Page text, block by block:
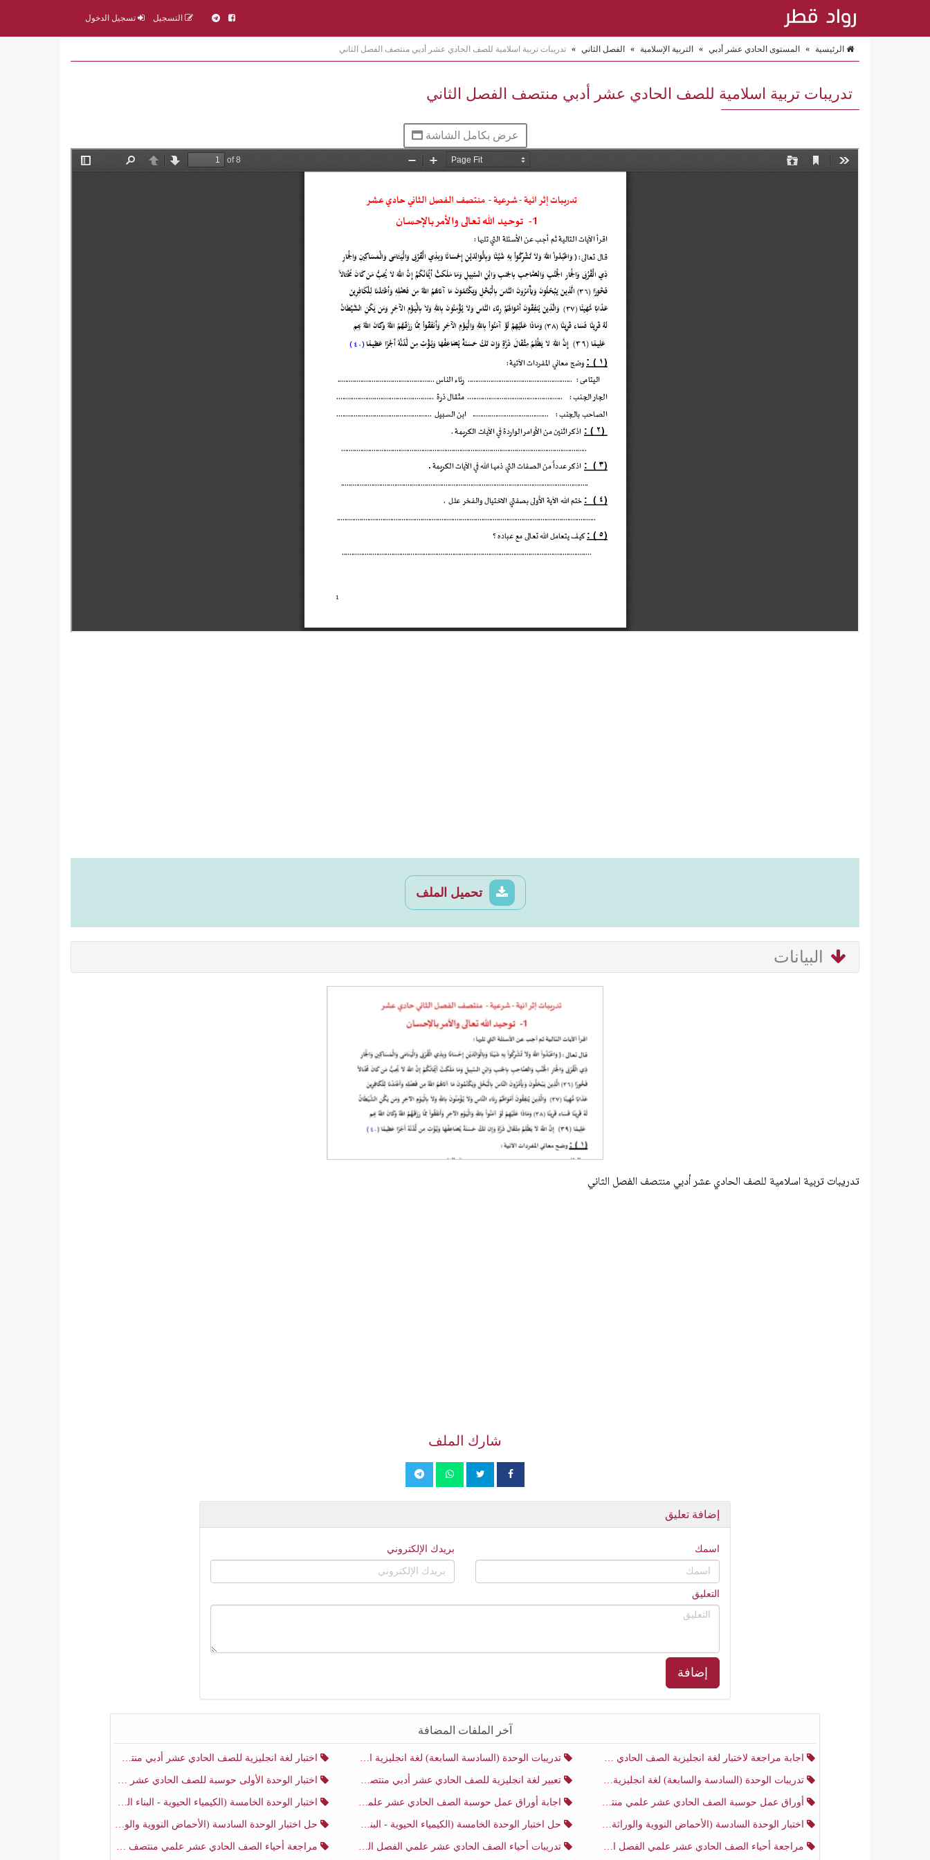
التسجيل تسجيل الدخول
الرئيسية » المستوى الحادي عشر أدبي » التربية الإسلامية » الفصل الثاني » تدريبات تربية اسلامية للصف الحادي عشر أدبي منتصف الفصل الثاني
تدريبات تربية اسلامية للصف الحادي عشر أدبي منتصف الفصل الثاني
عرض بكامل الشاشة
تحميل الملف
البيانات
تدريبات تربية اسلامية للصف الحادي عشر أدبي منتصف الفصل الثاني
شارك الملف
إضافة تعليق
اسمك بريدك الإلكتروني
التعليق
إضافة
آخر الملفات المضافة
اجابة مراجعة لاختبار لغة انجليزية الصف الحادي عشر أدبي منتصف الفصل الثاني تدريبات الوحدة (السادسة السابعة) لغة انجليزية الصف الحادي عشر أدبي منتصف الفصل الثاني اختبار لغة انجليزية للصف الحادي عشر أدبي منتصف الفصل الثاني
تدريبات الوحدة (السادسة والسابعة) لغة انجليزية الصف الحادي عشر أدبي الفصل الثاني تعبير لغة انجليزية للصف الحادي عشر أدبي منتصف الفصل الثاني اختبار الوحدة الأولى حوسبة للصف الحادي عشر علمي منتصف الفصل الثاني
أوراق عمل حوسبة الصف الحادي عشر علمي منتصف الفصل الثاني اجابة أوراق عمل حوسبة الصف الحادي عشر علمي منتصف الفصل الثاني اختبار الوحدة الخامسة (الكيمياء الحيوية - البناء الضوئي) أحياء الصف الحادي عشر علمي الفصل الثاني
اختبار الوحدة السادسة (الأحماض النووية والوراثة) أحياء الصف الحادي عشر علمي منتصف الفصل الثاني حل اختبار الوحدة الخامسة (الكيمياء الحيوية - البناء الضوئي) أحياء الصف الحادي عشر علمي الفصل الثاني حل اختبار الوحدة السادسة (الأحماض النووية والوراثة) أحياء الصف الحادي عشر علمي منتصف الفصل الثاني
مراجعة أحياء الصف الحادي عشر علمي الفصل الثاني تدريبات أحياء الصف الحادي عشر علمي الفصل الثاني مراجعة أحياء الصف الحادي عشر علمي منتصف الفصل الثاني